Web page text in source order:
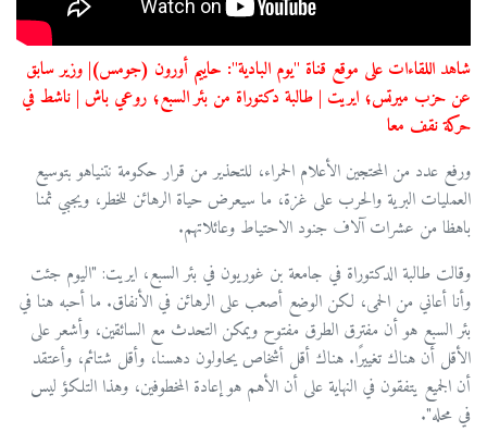
شاهد اللقاءات على موقع قناة "يوم البادية": حاييم أورون (جومس)| وزير سابق
عن حزب ميرتس؛ ايريت | طالبة دكتوراة من بئر السبع؛ روعي باش | ناشط في
حركة نقف معا
ورفع عدد من المحتجين الأعلام الحمراء، للتحذير من قرار حكومة نتنياهو بتوسيع
العمليات البرية والحرب على غزة، ما سيعرض حياة الرهائن للخطر، ويجبي ثمنا
باهظا من عشرات آلاف جنود الاحتياط وعائلاتهم.
وقالت طالبة الدكتوراة في جامعة بن غوريون في بئر السبع، ايريت: "اليوم جئت
وأنا أعاني من الحمى، لكن الوضع أصعب على الرهائن في الأنفاق. ما أحبه هنا في
بئر السبع هو أن مفترق الطرق مفتوح ويمكن التحدث مع السائقين، وأشعر على
الأقل أن هناك تغييرًا. هناك أقل أشخاص يحاولون دهسنا، وأقل شتائم، وأعتقد
أن الجميع يتفقون في النهاية على أن الأهم هو إعادة المخطوفين، وهذا التلكؤ ليس
في محله".